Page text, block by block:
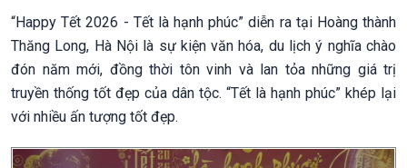
“Happy Tết 2026 - Tết là hạnh phúc” diễn ra tại Hoàng thành
Thăng Long, Hà Nội là sự kiện văn hóa, du lịch ý nghĩa chào
đón năm mới, đồng thời tôn vinh và lan tỏa những giá trị
truyền thống tốt đẹp của dân tộc. “Tết là hạnh phúc” khép lại
với nhiều ấn tượng tốt đẹp.